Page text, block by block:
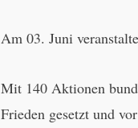
Am 03. Juni
Mit 140 Aktionen
Frieden gesetzt und